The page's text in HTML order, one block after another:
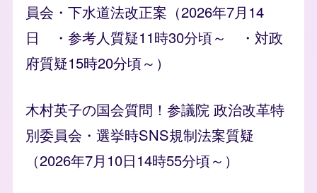
員会・下水道法改正案（2026年7月14
日 ・参考人質疑11時30分頃～ ・対政
府質疑15時20分頃～）
木村英子の国会質問！参議院 政治改革特
別委員会・選挙時SNS規制法案質疑
（2026年7月10日14時55分頃～）